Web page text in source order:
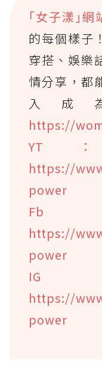
｢女子漾｣網
的每個樣子
穿搭、娛樂
情分享，都
入成
https://
YT
https://
power
https://
power
https://
power